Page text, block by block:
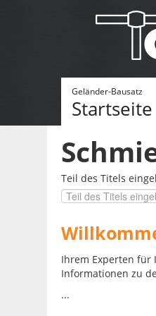
Geländer-Bausatz
Startseite
Teil des Titels
Ihrem Experten für
Informationen zu
...